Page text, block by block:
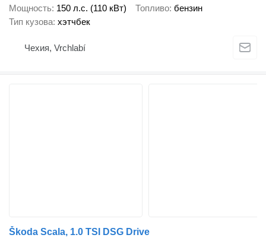
Мощность 150 л.с. (110 кВт) Топливо бензин
Тип кузова хэтчбек
Чехия, Vrchlabí
Škoda Scala, 1.0 TSI DSG Drive